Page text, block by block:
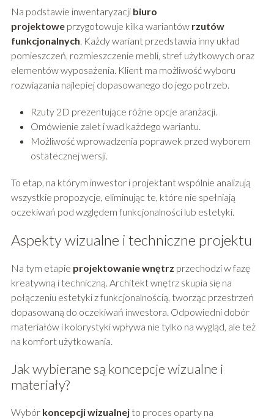
Na podstawie inwentaryzacji biuro
projektoweprzygotowuje kilka wariantów rzutów
funkcjonalnych. Każdy wariant przedstawia inny układ
pomieszczeń, rozmieszczenie mebli, stref użytkowych oraz
elementów wyposażenia. Klient ma możliwość wyboru
rozwiązania najlepiej dopasowanego do jego potrzeb.
Rzuty 2D prezentujące różne opcje aranżacji.
Omówienie zalet i wad każdego wariantu.
Możliwość wprowadzenia poprawek przed wyborem
ostatecznej wersji.
To etap, na którym inwestor i projektant wspólnie analizują
wszystkie propozycje, eliminując te, które nie spełniają
oczekiwań pod względem funkcjonalności lub estetyki.
Aspekty wizualne i techniczne projektu
Na tym etapie projektowanie wnętrz przechodzi w fazę
kreatywną i techniczną. Architekt wnętrz skupia się na
połączeniu estetyki z funkcjonalnością, tworząc przestrzeń
dopasowaną do oczekiwań inwestora. Odpowiedni dobór
materiałów i kolorystyki wpływa nie tylko na wygląd, ale też
na komfort użytkowania.
Jak wybierane są koncepcje wizualne i
materiały?
Wybór koncepcji wizualnejto proces oparty na